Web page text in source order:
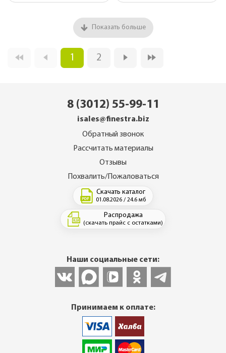
Показать больше
1 2
8 (3012) 55-99-11
isales@finestra.biz
Обратный звонок
Рассчитать материалы
Отзывы
Похвалить/Пожаловаться
Скачать каталог
01.08.2026 / 24.6 мб
Распродажа
(скачать прайс с остатками)
Наши социальные сети:
Принимаем к оплате: